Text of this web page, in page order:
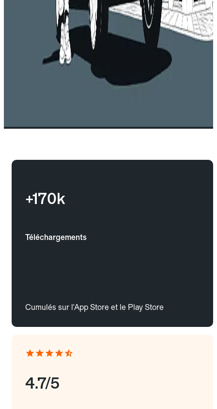
+170k
Téléchargements
Cumulés sur l'App Store et le Play Store
4.7/5